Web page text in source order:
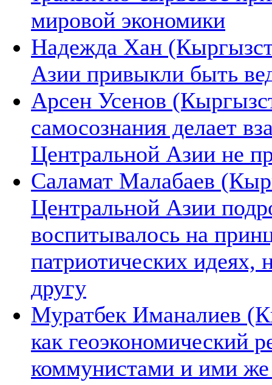
мировой экономики
Надежда Хан
Азии привыкли быть
Арсен Усенов
самосознания делает
Центральной Азии не
Саламат Малабаев
Центральной Азии
воспитывалось на
патриотических идеях,
другу
Муратбек Иманалиев
как геоэкономический
коммунистами и ими